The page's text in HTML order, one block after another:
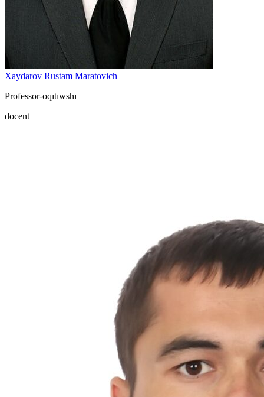
Xaydarov Rustam Maratovich
Professor-oqıtıwshı
docent